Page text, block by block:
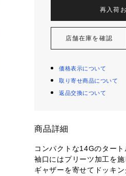
再入荷
店舗在庫を確認
価格表示について
取り寄せ商品について
返品交換について
商品詳細
コンパクトな14Gのタート
袖口にはプリーツ加工を
ギャザーを寄せてドッキン